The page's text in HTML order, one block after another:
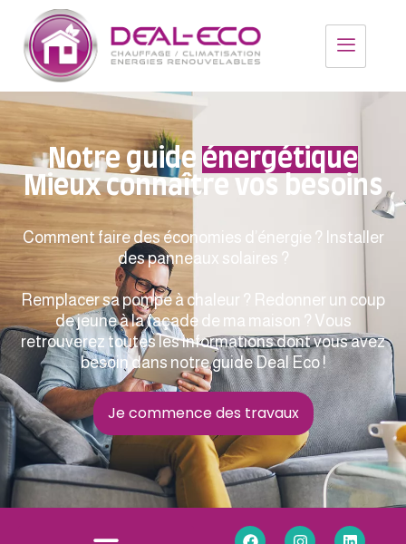
Notre guide énergétique
Mieux connaître vos besoins
Comment faire des économies d’énergie ? Installer
des panneaux solaires ?
Remplacer sa pompe à chaleur ? Redonner un coup
de jeune à la façade de ma maison ? Vous
retrouverez toutes les informations dont vous avez
besoin dans notre guide Deal Eco !
Je commence des travaux